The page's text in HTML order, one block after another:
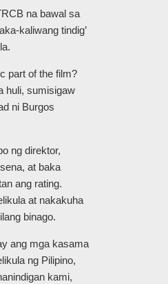
na bawal sa
kaliwang tindig’
part of the film?
huli, sumisigaw
ni Burgos
ng direktor,
at baka
ang rating.
at nakakuha
binago.
ang mga kasama
ng Pilipino,
kami,